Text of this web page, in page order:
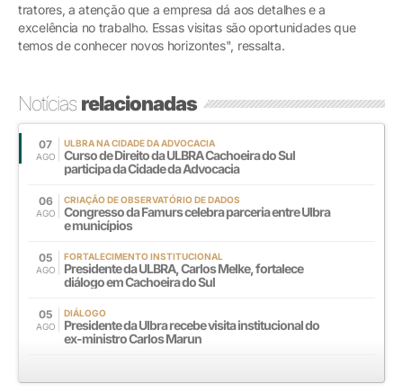
tratores, a atenção que a empresa dá aos detalhes e a
excelência no trabalho. Essas visitas são oportunidades que
temos de conhecer novos horizontes", ressalta.
Notíciasrelacionadas
07
AGO
ULBRA NA CIDADE DA ADVOCACIA
Curso de Direito da ULBRA Cachoeira do Sul
participa da Cidade da Advocacia
06
AGO
CRIAÇÃO DE OBSERVATÓRIO DE DADOS
Congresso da Famurs celebra parceria entre Ulbra
e municípios
05
AGO
FORTALECIMENTO INSTITUCIONAL
Presidente da ULBRA, Carlos Melke, fortalece
diálogo em Cachoeira do Sul
05
AGO
DIÁLOGO
Presidente da Ulbra recebe visita institucional do
ex-ministro Carlos Marun